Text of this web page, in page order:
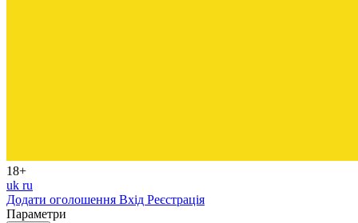
18+
uk ru
Додати оголошення Вхід Реєстрація
Параметри